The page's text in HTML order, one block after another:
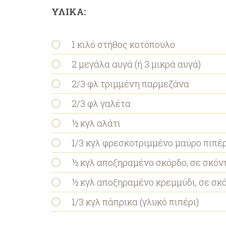
ΥΛΙΚΑ:
1 κιλό στήθος κοτόπουλο
2 μεγάλα αυγά (ή 3 μικρά αυγά)
2/3 φλ τριμμένη παρμεζάνα
2/3 φλ γαλέτα
½ κγλ αλάτι
1/3 κγλ φρεσκοτριμμένο μαύρο
½ κγλ αποξηραμένο σκόρδο, σε
½ κγλ αποξηραμένο κρεμμύδι, σε
1/3 κγλ πάπρικα (γλυκό πιπέρι)